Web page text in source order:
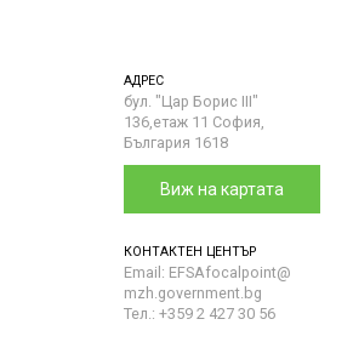
АДРЕС
бул. "Цар Борис III"
136,етаж 11 София,
България 1618
Виж на картата
КОНТАКТЕН ЦЕНТЪР
Email: EFSAfocalpoint@
mzh.government.bg
Тел.: +359 2 427 30 56